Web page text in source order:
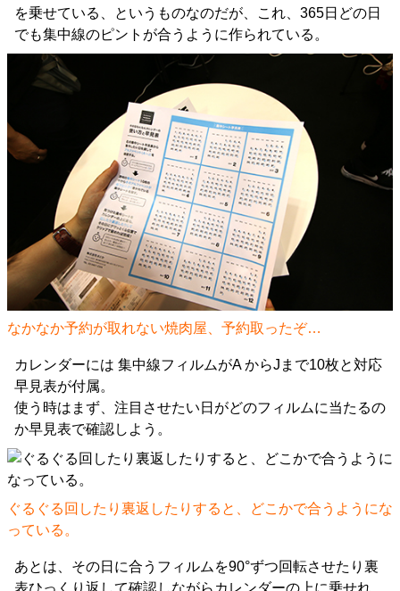
を乗せている、というものなのだが、これ、365日どの日
でも集中線のピントが合うように作られている。
なかなか予約が取れない焼肉屋、予約取ったぞ…
カレンダーには 集中線フィルムがA からJまで10枚と対応
早見表が付属。
使う時はまず、注目させたい日がどのフィルムに当たるの
か早見表で確認しよう。
ぐるぐる回したり裏返したりすると、どこかで合うようにな
っている。
あとは、その日に合うフィルムを90°ずつ回転させたり裏
表ひっくり返して確認しながらカレンダーの上に乗せれ